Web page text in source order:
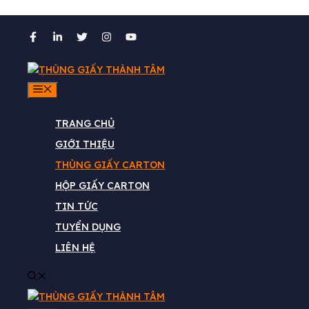
dung
TRANG CHỦ
GIỚI THIỆU
THÙNG GIẤY CARTON
HỘP GIẤY CARTON
TIN TỨC
TUYỂN DỤNG
LIÊN HỆ
Quy Trình Sản Xuất